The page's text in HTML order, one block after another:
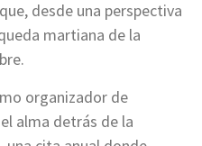
desde una perspectiva
martiana de la
organizador de
alma detrás de la